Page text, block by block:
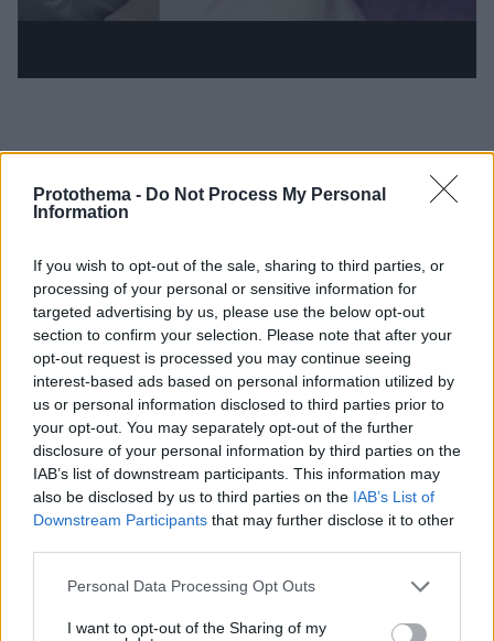
Protothema - Do Not Process My Personal
Information
If you wish to opt-out of the sale, sharing to third parties, or
processing of your personal or sensitive information for
targeted advertising by us, please use the below opt-out
section to confirm your selection. Please note that after your
opt-out request is processed you may continue seeing
interest-based ads based on personal information utilized by
us or personal information disclosed to third parties prior to
your opt-out. You may separately opt-out of the further
disclosure of your personal information by third parties on the
IAB’s list of downstream participants. This information may
also be disclosed by us to third parties on the IAB’s List of
Downstream Participants that may further disclose it to other
Please note that this website/app uses one or more Google
not limited to your visit or usage behaviour. You may click to
Personal Data Processing Opt Outs
I want to opt-out of the Sharing of my
τους από τη βύθιση της ναυαρχίδας του
ρωσικού στόλου Moskva
Η απάντηση του πρίγκιπα Χάρι στη συνέντευξη
στο ΝΒC, για το αν του λείπει ο αδερφός του
και ο πατέρας του
Τέλος εποχής για τα ελληνικά γαρίφαλα που
εξαφανίστηκαν μετά τα κλειστά μπουζούκια
και μάθετε πρώτοι όλες τις ειδήσεις